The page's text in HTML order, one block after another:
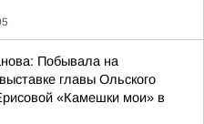
Побывала на
главы Ольского
«Камешки мои» в